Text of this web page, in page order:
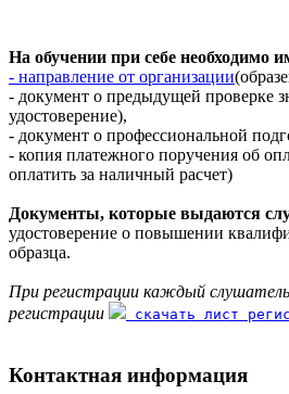
На обучении при себе необходимо
- направление от организации
- документ о предыдущей проверке
удостоверение),
- документ о профессиональной
- копия платежного поручения об
оплатить за наличный расчет)
Документы, которые выдаются
удостоверение о повышении
образца.
При регистрации каждый
регистрации
скачать лист
Контактная информация